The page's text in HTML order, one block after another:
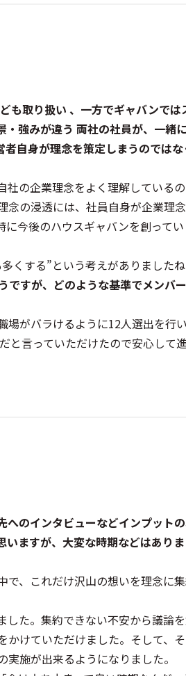
も取り扱い 、一方でギャバンで
強みが違う 両社の社員が、一緒
自身が理念を策定しまうのでは
の企業理念をよく理解している
の浸透には、社員自身が企業理
今後のハウスギャバンを創って
くする”という考えがありましたね
ですが、どのような基準でメンバ
がバラけるように12人選出を行
と言っていただけたので安心して
のインタビューなどインプットの
ますが、大変な時期などはありま
、これだけ沢山の想いを理念に
た。集約できない不安から議論
けていただけました。そして、
施が出来るようになりました。